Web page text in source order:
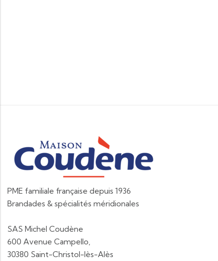
PME familiale française depuis 1936
Brandades & spécialités méridionales
SAS Michel Coudène
600 Avenue Campello,
30380 Saint-Christol-lès-Alès